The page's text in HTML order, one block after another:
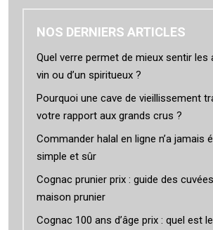
NOS DERNIERS ARTICLES
Quel verre permet de mieux sentir les
vin ou d’un spiritueux ?
Pourquoi une cave de vieillissement
votre rapport aux grands crus ?
Commander halal en ligne n’a jamais
simple et sûr
Cognac prunier prix : guide des
maison prunier
Cognac 100 ans d’âge prix : quel est